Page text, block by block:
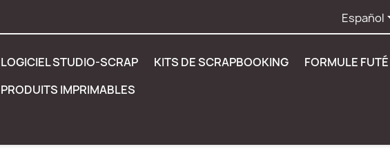
Español
LOGICIEL STUDIO-SCRAP KITS DE SCRAPBOOKING FORMULE
PRODUITS IMPRIMABLES